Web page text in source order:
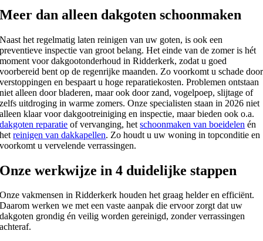
Meer dan alleen dakgoten schoonmaken
Naast het regelmatig laten reinigen van uw goten, is ook een
preventieve inspectie van groot belang. Het einde van de zomer is hét
moment voor dakgootonderhoud in Ridderkerk, zodat u goed
voorbereid bent op de regenrijke maanden. Zo voorkomt u schade door
verstoppingen en bespaart u hoge reparatiekosten. Problemen ontstaan
niet alleen door bladeren, maar ook door zand, vogelpoep, slijtage of
zelfs uitdroging in warme zomers. Onze specialisten staan in 2026 niet
alleen klaar voor dakgootreiniging en inspectie, maar bieden ook o.a.
dakgoten reparatie of vervanging, hetschoonmaken van boeidelen én
hetreinigen van dakkapellen. Zo houdt u uw woning in topconditie en
voorkomt u vervelende verrassingen.
Onze werkwijze in 4 duidelijke stappen
Onze vakmensen in Ridderkerk houden het graag helder en efficiënt.
Daarom werken we met een vaste aanpak die ervoor zorgt dat uw
dakgoten grondig én veilig worden gereinigd, zonder verrassingen
achteraf.